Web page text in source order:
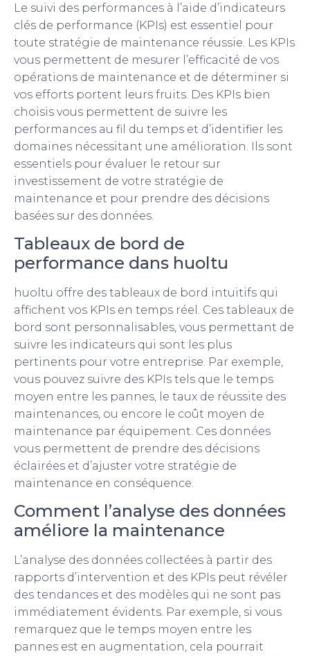
Le suivi des performances à l’aide d’indicateurs
clés de performance (KPIs) est essentiel pour
toute stratégie de maintenance réussie. Les KPIs
vous permettent de mesurer l’efficacité de vos
opérations de maintenance et de déterminer si
vos efforts portent leurs fruits. Des KPIs bien
choisis vous permettent de suivre les
performances au fil du temps et d’identifier les
domaines nécessitant une amélioration. Ils sont
essentiels pour évaluer le retour sur
investissement de votre stratégie de
maintenance et pour prendre des décisions
basées sur des données.
Tableaux de bord de
performance dans huoltu
huoltu offre des tableaux de bord intuitifs qui
affichent vos KPIs en temps réel. Ces tableaux de
bord sont personnalisables, vous permettant de
suivre les indicateurs qui sont les plus
pertinents pour votre entreprise. Par exemple,
vous pouvez suivre des KPIs tels que le temps
moyen entre les pannes, le taux de réussite des
maintenances, ou encore le coût moyen de
maintenance par équipement. Ces données
vous permettent de prendre des décisions
éclairées et d’ajuster votre stratégie de
maintenance en conséquence.
Comment l’analyse des données
améliore la maintenance
L’analyse des données collectées à partir des
rapports d’intervention et des KPIs peut révéler
des tendances et des modèles qui ne sont pas
immédiatement évidents. Par exemple, si vous
remarquez que le temps moyen entre les
pannes est en augmentation, cela pourrait